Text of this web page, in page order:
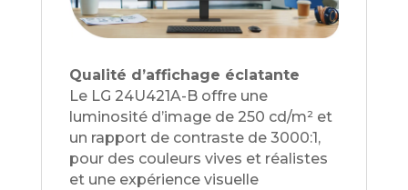
Qualité d’affichage éclatante
Le LG 24U421A-B offre une
luminosité d’image de 250 cd/m² et
un rapport de contraste de 3000:1,
pour des couleurs vives et réalistes
et une expérience visuelle